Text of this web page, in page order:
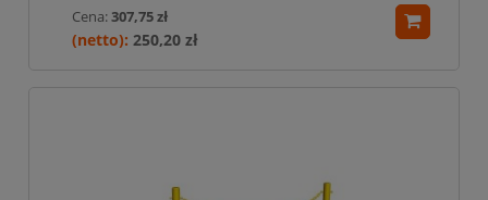
Cena:307,75 zł
250,20 zł